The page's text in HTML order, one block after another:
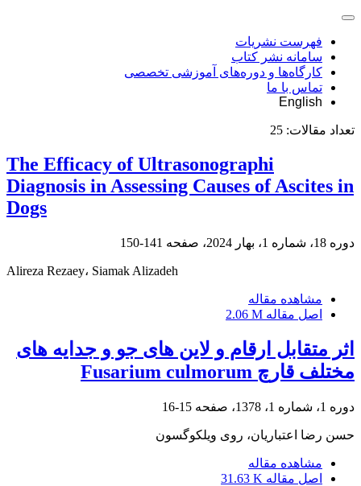
فهرست نشریات
سامانه نشر کتاب
کارگاه‌ها و دوره‌های آموزشی تخصصی
تماس با ما
English
تعداد مقالات: 25
The Efficacy of Ultrasonographi
Diagnosis in Assessing Causes of Ascites in
Dogs
دوره 18، شماره 1، بهار 2024، صفحه 141-150
Alireza Rezaey، Siamak Alizadeh
مشاهده مقاله
اصل مقاله 2.06 M
اثر متقابل ارقام و لاین های جو و جدایه های
مختلف قارچ Fusarium culmorum
دوره 1، شماره 1، 1378، صفحه 15-16
حسن رضا اعتباریان، روی ویلکوگسون
مشاهده مقاله
اصل مقاله 31.63 K